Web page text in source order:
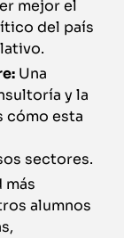
mejor el
del país
Una
y la
cómo esta
sectores.
más
alumnos